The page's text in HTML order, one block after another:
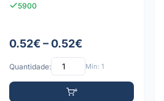
5900
0.52€ – 0.52€
Quantidade: Mín: 1